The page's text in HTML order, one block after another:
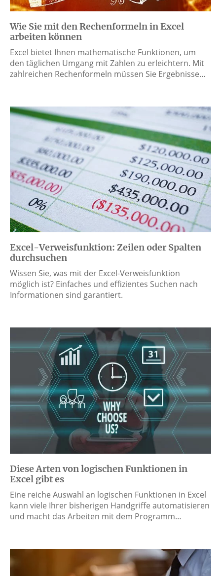
Wie Sie mit den Rechenformeln in Excel
arbeiten können
Excel bietet Ihnen mathematische Funktionen, um
den täglichen Umgang mit Zahlen zu erleichtern. Mit
zahlreichen Rechenformeln müssen Sie Ergebnisse…
Excel-Verweisfunktion: Zeilen oder Spalten
durchsuchen
Wissen Sie, was mit der Excel-Verweisfunktion
möglich ist? Einfaches und effizientes Suchen nach
Informationen sind garantiert.
Diese Arten von logischen Funktionen in
Excel gibt es
Eine reiche Auswahl an logischen Funktionen in Excel
kann viele Ihrer bisherigen Handgriffe automatisieren
und macht das Arbeiten mit dem Programm…